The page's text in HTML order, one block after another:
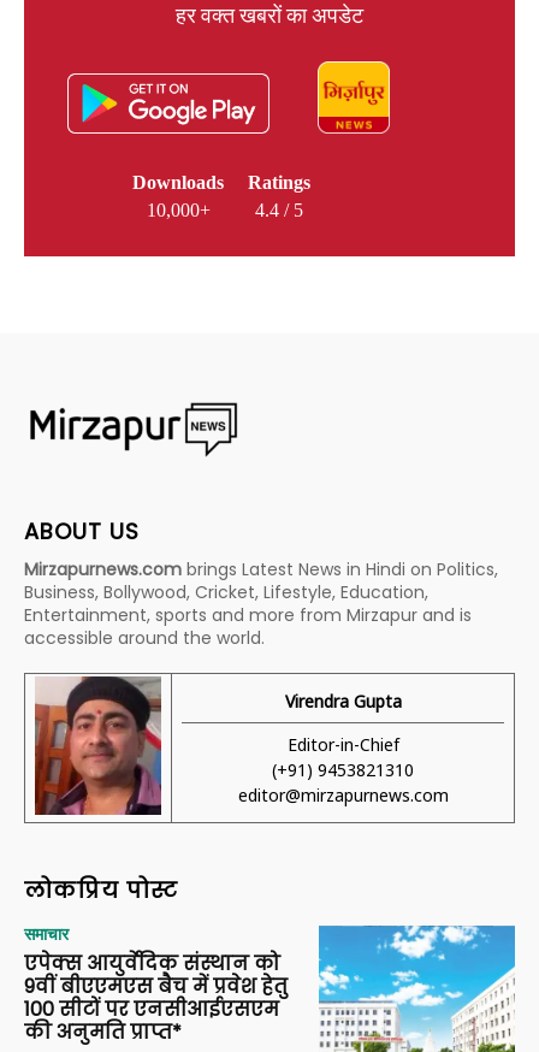
हर वक्त खबरों का अपडेट
Downloads
10,000+
Ratings
4.4 / 5
ABOUT US
Mirzapurnews.com brings Latest News in Hindi on Politics,
Business, Bollywood, Cricket, Lifestyle, Education,
Entertainment, sports and more from Mirzapur and is
accessible around the world.
Virendra Gupta
Editor-in-Chief
(+91) 9453821310
editor@mirzapurnews.com
लोकप्रिय पोस्ट
समाचार
एपेक्स आयुर्वेदिक संस्थान को
9वीं बीएएमएस बैच में प्रवेश हेतु
100 सीटों पर एनसीआईएसएम
की अनुमति प्राप्त*